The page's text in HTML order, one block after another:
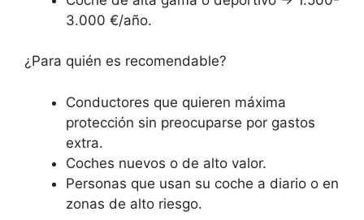
3.000 €/año.
¿Para quién es recomendable?
Conductores que quieren máxima
protección sin preocuparse por gastos
extra.
Coches nuevos o de alto valor.
Personas que usan su coche a diario o en
zonas de alto riesgo.